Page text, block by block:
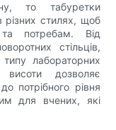
то табуретки
різних стилях, щоб
та потребам. Від
стільців,
лабораторних
висоти дозволяє
потрібного рівня
для вчених, які